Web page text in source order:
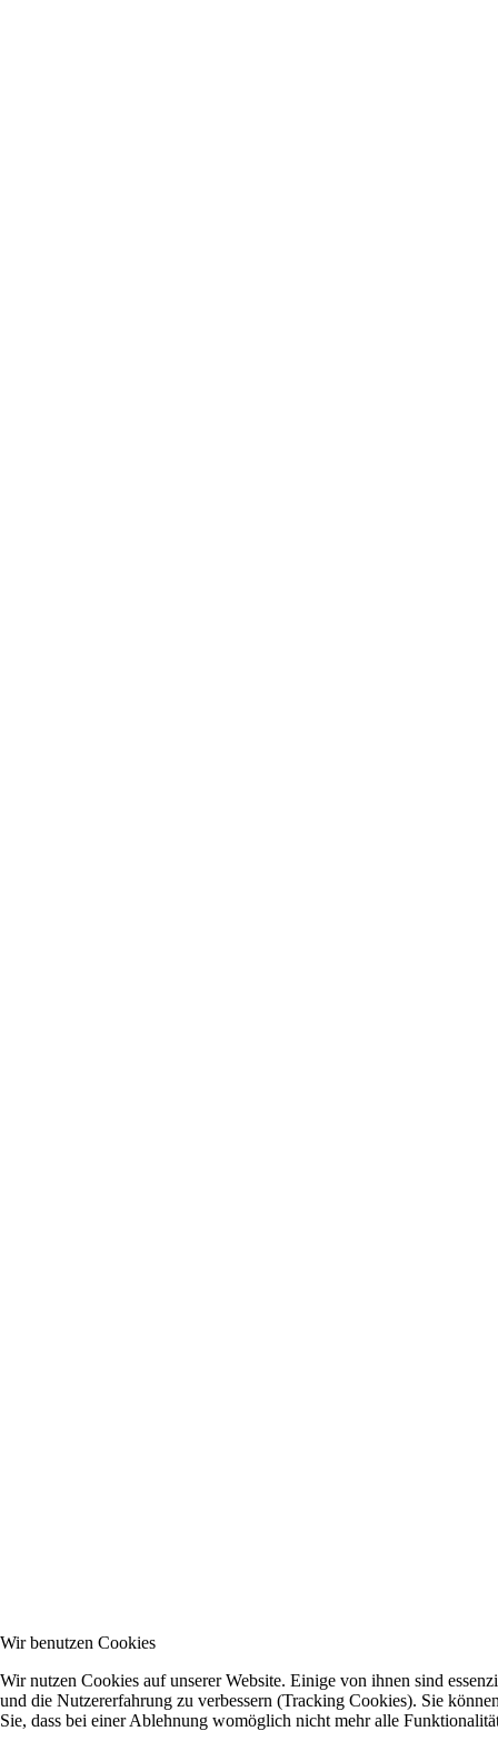
Wir benutzen Cookies
Wir nutzen Cookies auf unserer Website. Einige von ihnen sind
und die Nutzererfahrung zu verbessern (Tracking Cookies). Sie
Sie, dass bei einer Ablehnung womöglich nicht mehr alle